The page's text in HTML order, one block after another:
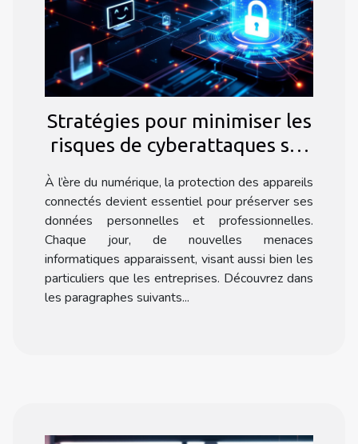
Stratégies pour minimiser les
risques de cyberattaques sur
À l’ère du numérique, la protection des appareils
connectés devient essentiel pour préserver ses
données personnelles et professionnelles.
Chaque jour, de nouvelles menaces
informatiques apparaissent, visant aussi bien les
particuliers que les entreprises. Découvrez dans
les paragraphes suivants...